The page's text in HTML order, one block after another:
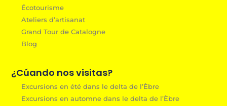
Écotourisme
Ateliers d’artisanat
Grand Tour de Catalogne
Blog
¿Cúando nos visitas?
Excursions en été dans le delta de l’Èbre
Excursions en automne dans le delta de l’Èbre